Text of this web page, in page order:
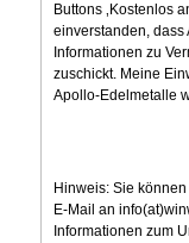
Buttons ‚Kostenlos
einverstanden,
Informationen zu
zuschickt. Meine
Apollo-Edelmetalle
Hinweis: Sie
E-Mail an
Informationen zum